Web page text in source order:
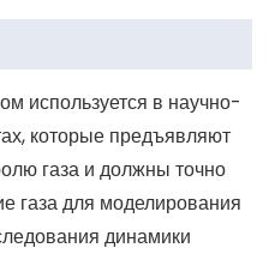
используется в научно-
которые предъявляют
газа и должны точно
газа для моделирования
динамики